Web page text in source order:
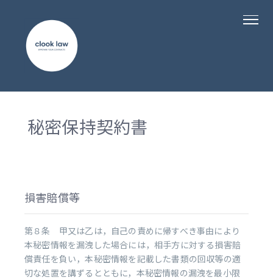
秘密保持契約書
損害賠償等
第８条 甲又は乙は，自己の責めに帰すべき事由により
本秘密情報を漏洩した場合には，相手方に対する損害賠
償責任を負い，本秘密情報を記載した書類の回収等の適
切な処置を講ずるとともに，本秘密情報の漏洩を最小限